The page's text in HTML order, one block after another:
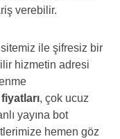
verebilir.
ile şifresiz bir
hizmetin adresi
, çok ucuz
yayına bot
hemen göz